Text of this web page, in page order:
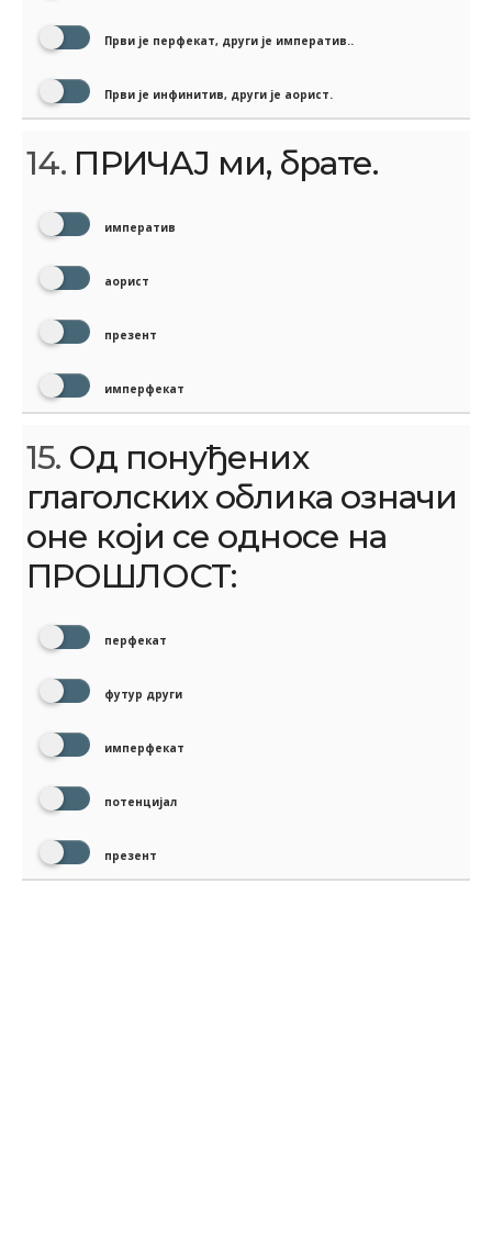
Први је перфекат, други је императив..
Први је инфинитив, други је аорист.
14. ПРИЧАЈ ми, брате.
императив
аорист
презент
имперфекат
15. Од понуђених
глаголских облика означи
оне који се односе на
ПРОШЛОСТ:
перфекат
футур други
имперфекат
потенцијал
презент